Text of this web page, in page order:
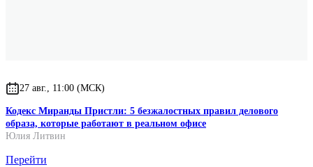
27 авг., 11:00 (МСК)
Кодекс Миранды Пристли: 5 безжалостных правил делового
образа, которые работают в реальном офисе
Юлия Литвин
Перейти